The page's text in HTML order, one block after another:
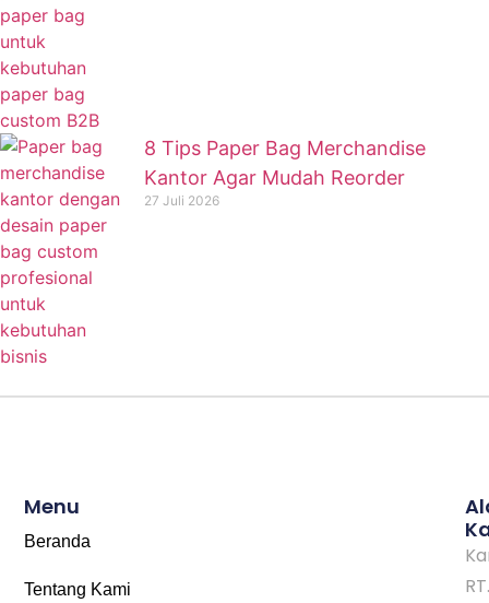
8 Tips Paper Bag Merchandise
Kantor Agar Mudah Reorder
27 Juli 2026
Menu
Beranda
Tentang Kami
RT.